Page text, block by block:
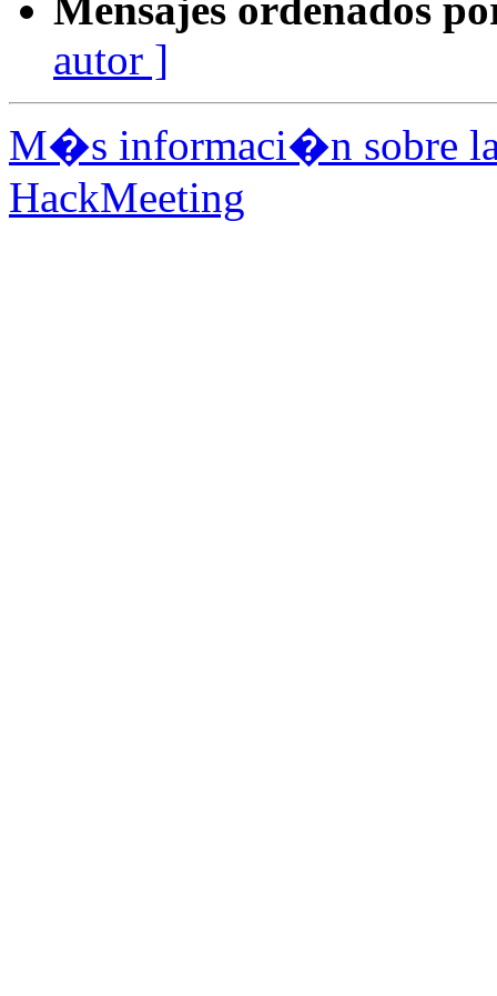
Mensajes ordenados
autor ]
M�s informaci�n sobre
HackMeeting